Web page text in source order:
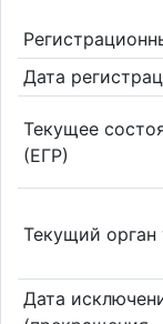
Дата
Текущее
(ЕГР)
Текущий орган
Дата